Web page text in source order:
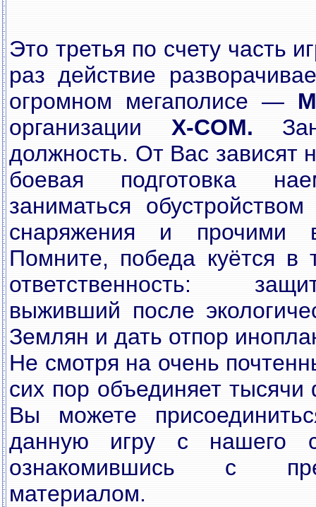
Это третья по счету часть
раз действие
огромном мегаполисе —
организации X-COM.
должность. От Вас зависят
боевая подготовка
заниматься
снаряжения и прочими
Помните, победа куётся
ответственность:
выживший после
Землян и дать отпор
Не смотря на очень
сих пор объединяет
Вы можете
данную игру с нашего
ознакомившись с
материалом.